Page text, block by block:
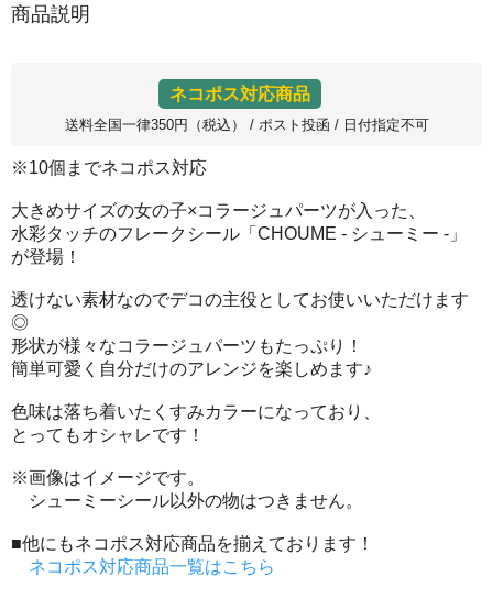
商品説明
ネコポス対応商品
送料全国一律350円（税込） / ポスト投函 / 日付指定不可
※10個までネコポス対応
大きめサイズの女の子×コラージュパーツが入った、
水彩タッチのフレークシール「CHOUME - シューミー -」
が登場！
透けない素材なのでデコの主役としてお使いいただけます
◎
形状が様々なコラージュパーツもたっぷり！
簡単可愛く自分だけのアレンジを楽しめます♪
色味は落ち着いたくすみカラーになっており、
とってもオシャレです！
※画像はイメージです。
シューミーシール以外の物はつきません。
■他にもネコポス対応商品を揃えております！
ネコポス対応商品一覧はこちら